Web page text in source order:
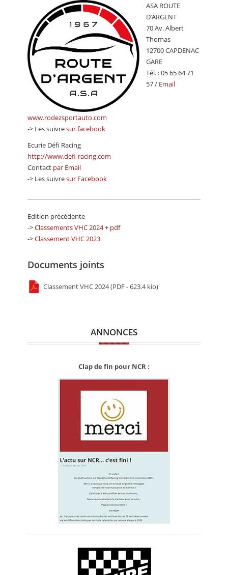
ASA ROUTE
D’ARGENT
70 Av. Albert
Thomas
12700 CAPDENAC
GARE
Tél. : 05 65 64 71
57 / Email
www.rodezsportauto.com
-> Les suivresur facebook
Ecurie Défi Racing
http://www.defi-racing.com
Contact par Email
-> Les suivresur Facebook
Edition précédente
->Classements VHC 2024+ pdf
->Classement VHC 2023
Documents joints
Classement VHC 2024 (PDF - 623.4 kio)
ANNONCES
Clap de fin pour NCR :